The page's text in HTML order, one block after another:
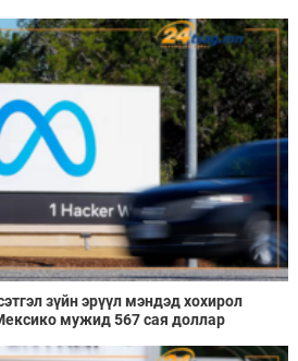
зүйн эрүүл мэндэд хохирол
мужид 567 сая доллар